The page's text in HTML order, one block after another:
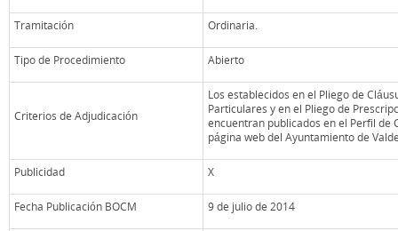
Tramitación Ordinaria.
Tipo de Procedimiento Abierto
Criterios de Adjudicación
Los establecidos en el Pliego de
Particulares y en el Pliego de
encuentran publicados en el Perfil de
página web del Ayuntamiento de
Publicidad X
Fecha Publicación BOCM 9 de julio de 2014